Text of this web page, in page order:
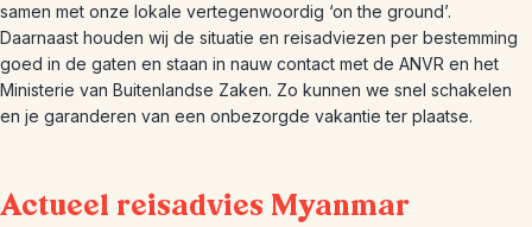
samen met onze lokale vertegenwoordig ‘on the ground’.
Daarnaast houden wij de situatie en reisadviezen per bestemming
goed in de gaten en staan in nauw contact met de ANVR en het
Ministerie van Buitenlandse Zaken. Zo kunnen we snel schakelen
en je garanderen van een onbezorgde vakantie ter plaatse.
Actueel reisadvies Myanmar